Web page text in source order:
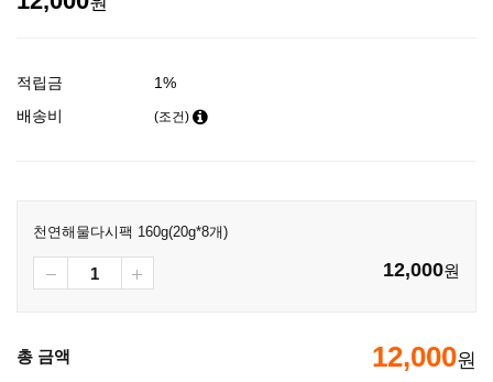
적립금
1%
배송비
(조건)
천연해물다시팩 160g(20g*8개)
12,000원
총 금액 12,000원